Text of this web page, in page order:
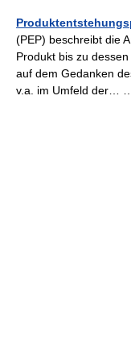
(PEP) beschreibt die
Produkt bis zu
auf dem Gedanken
v.a. im Umfeld der…